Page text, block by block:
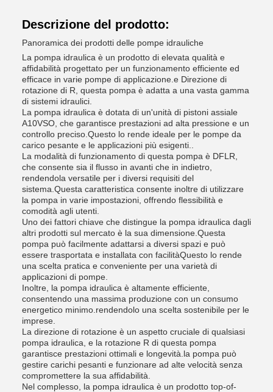
Descrizione del prodotto:
Panoramica dei prodotti delle pompe idrauliche
La pompa idraulica è un prodotto di elevata qualità e
affidabilità progettato per un funzionamento efficiente ed
efficace in varie pompe di applicazione.e Direzione di
rotazione di R, questa pompa è adatta a una vasta gamma
di sistemi idraulici.
La pompa idraulica è dotata di un'unità di pistoni assiale
A10VSO, che garantisce prestazioni ad alta pressione e un
controllo preciso.Questo lo rende ideale per le pompe da
carico pesante e le applicazioni più esigenti..
La modalità di funzionamento di questa pompa è DFLR,
che consente sia il flusso in avanti che in indietro,
rendendola versatile per i diversi requisiti del
sistema.Questa caratteristica consente inoltre di utilizzare
la pompa in varie impostazioni, offrendo flessibilità e
comodità agli utenti.
Uno dei fattori chiave che distingue la pompa idraulica dagli
altri prodotti sul mercato è la sua dimensione.Questa
pompa può facilmente adattarsi a diversi spazi e può
essere trasportata e installata con facilitàQuesto lo rende
una scelta pratica e conveniente per una varietà di
applicazioni di pompe.
Inoltre, la pompa idraulica è altamente efficiente,
consentendo una massima produzione con un consumo
energetico minimo.rendendolo una scelta sostenibile per le
imprese.
La direzione di rotazione è un aspetto cruciale di qualsiasi
pompa idraulica, e la rotazione R di questa pompa
garantisce prestazioni ottimali e longevità.la pompa può
gestire carichi pesanti e funzionare ad alte velocità senza
compromettere la sua affidabilità.
Nel complesso, la pompa idraulica è un prodotto top-of-